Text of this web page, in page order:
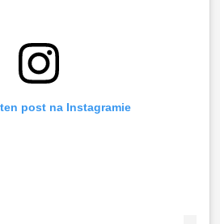
post na Instagramie